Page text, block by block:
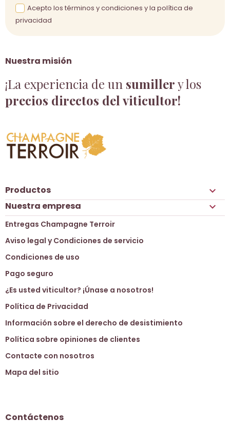
Nuestra misión
¡La experiencia de un sumillery los
precios directos del viticultor!
Acepto los términos y condiciones y la política de
privacidad
Productos 
Nuestra empresa 
Entregas Champagne Terroir
Aviso legal y Condiciones de servicio
Condiciones de uso
Pago seguro
¿Es usted viticultor? ¡Únase a nosotros!
Política de Privacidad
Información sobre el derecho de desistimiento
Política sobre opiniones de clientes
Contacte con nosotros
Mapa del sitio
Contáctenos